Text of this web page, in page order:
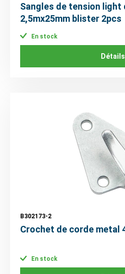
Sangles de tension light
2,5mx25mm blister 2pcs
En stock
Détails
B302173-2
Crochet de corde metal
En stock